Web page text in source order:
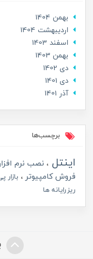
بهمن 1404
ارديبهشت 1404
اسفند 1403
بهمن 1403
دی 1402
دی 1401
آذر 1401
برچسب‌ها
اینتل نصب نرم افزار
فروش کامپیوتر
ریزرایانه ها